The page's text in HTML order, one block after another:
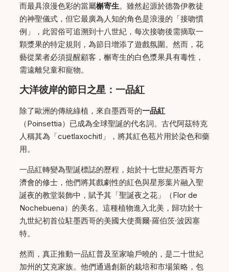
而最具浪漫色彩的當屬槲寄生。雖然起源於德魯伊教徒
的神聖儀式，但它最廣為人知的角色是浪漫的「接吻慣
例」，此習俗可追溯到十八世紀，每次接吻後需摘取一
顆漿果的特定規則，為節日增添了遊戲氛圍。然而，花
藝從業者必須提醒顧客，槲寄生的白色漿果具有毒性，
需遠離兒童和寵物。
大洋彼岸的節日之星：一品紅
除了歐洲的傳統綠植，來自墨西哥的一品紅
（Poinsettia）已成為全球聖誕的代名詞。古代阿茲特克
人稱其為「cuetlaxochitl」，將其紅色苞片用於染色和藥
用。
一品紅轉變為聖誕標誌的歷程，始於十七世紀墨西哥方
濟會的修士，他們將其戲劇性的紅色與星形葉片融入聖
誕夜的教堂裝飾中，賦予其「聖誕夜之花」（Flor de
Nochebuena）的美名。這種植物進入北美，歸功於十
九世紀初首位駐墨西哥的美國大使喬爾·羅伯茨·波因塞
特。
然而，真正推動一品紅普及至家喻戶曉的，是二十世紀
加州的艾克家族。他們通過創新的栽培和市場策略，包